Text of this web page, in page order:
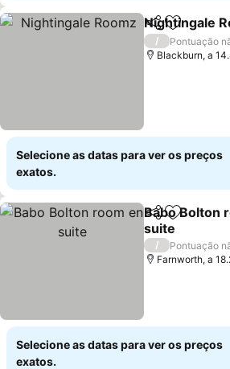
Partilhar
Nightingale
/
Pontuação
Blackburn, a
Selecione as datas para ver os preços
exatos.
Partilhar
Babo Bolton
suite
Ver preços
/
Pontuação
Farnworth, a
Selecione as datas para ver os preços
exatos.